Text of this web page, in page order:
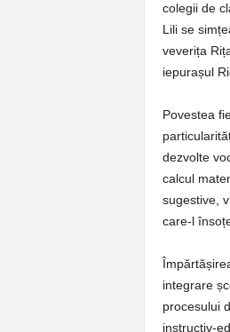
colegii de
Lili se
veverița
iepurașul
Povestea
dezvolte
calcul
sugestive,
care-l
integrare
procesului
instructiv-